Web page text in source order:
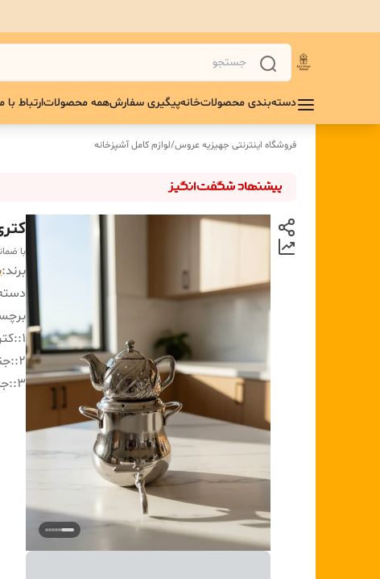
دسته‌بندی محصولاتخانهپیگیری سفارشهمه محصولاتارتباط با
فروشگاه اینترنتی جهیزیه عروس/لوازم کامل آشپزخانه
کتری
با
برند:
1:
:
۲: :
۳: :